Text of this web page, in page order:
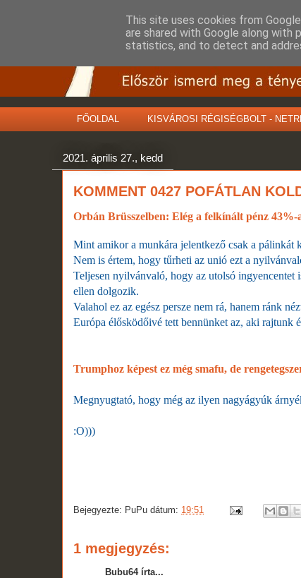
FŐOLDAL KISVÁROSI RÉGISÉGBOLT -
2021. április 27., kedd
KOMMENT 0427 POFÁTLAN
Orbán Brüsszelben: Elég a felkínált pénz 43%-
Mint amikor a munkára jelentkező csak a pálinkát
Nem is értem, hogy tűrheti az unió ezt a
Teljesen nyilvánvaló, hogy az utolsó ingyencentet
ellen dolgozik.
Valahol ez az egész persze nem rá, hanem ránk
Európa élősködőivé tett bennünket az, aki rajtunk
Trumphoz képest ez még smafu, de
Megnyugtató, hogy még az ilyen nagyágyúk
:O)))
Bejegyezte: PuPu dátum: 19:51
1 megjegyzés:
Bubu64 írta...
This site uses cookies from
are shared with Google along
statistics, and to detect and